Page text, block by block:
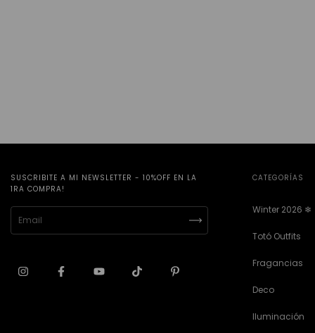
SUSCRIBITE A MI NEWSLETTER - 10%OFF EN LA
1RA COMPRA!
CATEGORÍAS
Winter 2026 ❄︎
Totó Outfits
Fragancias
Deco
Iluminación